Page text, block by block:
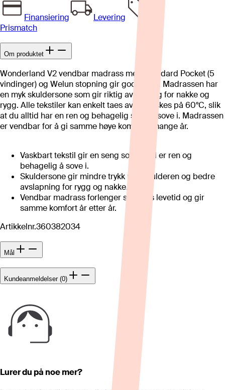
Finansiering
Levering
Prismatch
Om produktet
Wonderland V2 vendbar madrass med Standard Pocket (5
vindinger) og Welun stopning gir god støtte. Madrassen har
en myk skuldersone som gir riktig avlastning for nakke og
rygg. Alle tekstiler kan enkelt taes av og vaskes på 60°C, slik
at du alltid har en ren og behagelig seng å sove i. Madrassen
er vendbar for å gi samme høye komfort i mange år.
Vaskbart tekstil gir en seng som alltid er ren og
behagelig å sove i.
Skuldersone gir mindre trykk mot skulderen og bedre
avslapning for rygg og nakke.
Vendbar madrass forlenger sengens levetid og gir
samme komfort år etter år.
Artikkelnr.360382034
Mål
Kundeanmeldelser (0)
Lurer du på noe mer?